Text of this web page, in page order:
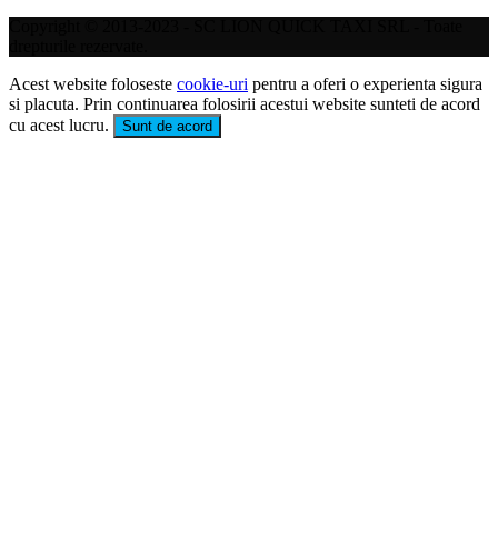
Acest website foloseste cookie-uri pentru a oferi o experienta sigura
si placuta. Prin continuarea folosirii acestui website sunteti de acord
cu acest lucru.
Sunt de acord